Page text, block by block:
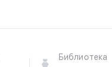
Библиотека